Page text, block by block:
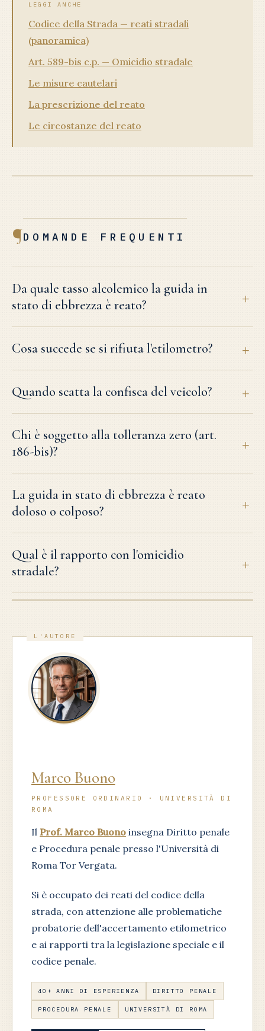
LEGGI ANCHE
Codice della Strada — reati stradali
(panoramica)
Art. 589-bis c.p. — Omicidio stradale
Le misure cautelari
La prescrizione del reato
Le circostanze del reato
¶DOMANDE FREQUENTI
Da quale tasso alcolemico la guida in
stato di ebbrezza è reato?
Cosa succede se si rifiuta l'etilometro?
Quando scatta la confisca del veicolo?
Chi è soggetto alla tolleranza zero (art.
186-bis)?
La guida in stato di ebbrezza è reato
doloso o colposo?
Qual è il rapporto con l'omicidio
stradale?
Marco Buono
PROFESSORE ORDINARIO · UNIVERSITÀ DI
ROMA
Il Prof. Marco Buono insegna Diritto penale
e Procedura penale presso l'Università di
Roma Tor Vergata.
Si è occupato dei reati del codice della
strada, con attenzione alle problematiche
probatorie dell'accertamento etilometrico
e ai rapporti tra la legislazione speciale e il
codice penale.
40+ ANNI DI ESPERIENZA DIRITTO PENALE
PROCEDURA PENALE UNIVERSITÀ DI ROMA